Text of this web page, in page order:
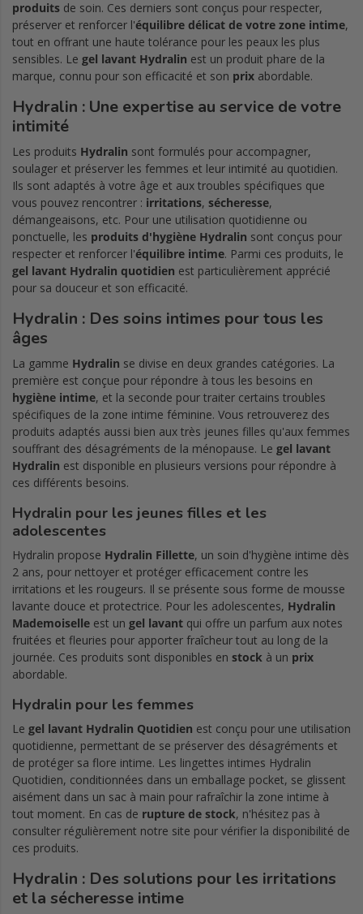
produits de soin. Ces derniers sont conçus pour respecter,
préserver et renforcer l'équilibre délicat de votre zone intime,
tout en offrant une haute tolérance pour les peaux les plus
sensibles. Le gel lavant Hydralin est un produit phare de la
marque, connu pour son efficacité et son prix abordable.
Hydralin : Une expertise au service de votre
intimité
Les produits Hydralin sont formulés pour accompagner,
soulager et préserver les femmes et leur intimité au quotidien.
Ils sont adaptés à votre âge et aux troubles spécifiques que
vous pouvez rencontrer : irritations, sécheresse,
démangeaisons, etc. Pour une utilisation quotidienne ou
ponctuelle, les produits d'hygiène Hydralin sont conçus pour
respecter et renforcer l'équilibre intime. Parmi ces produits, le
gel lavant Hydralin quotidien est particulièrement apprécié
pour sa douceur et son efficacité.
Hydralin : Des soins intimes pour tous les
âges
La gamme Hydralin se divise en deux grandes catégories. La
première est conçue pour répondre à tous les besoins en
hygiène intime, et la seconde pour traiter certains troubles
spécifiques de la zone intime féminine. Vous retrouverez des
produits adaptés aussi bien aux très jeunes filles qu'aux femmes
souffrant des désagréments de la ménopause. Le gel lavant
Hydralin est disponible en plusieurs versions pour répondre à
ces différents besoins.
Hydralin pour les jeunes filles et les
adolescentes
Hydralin propose Hydralin Fillette, un soin d'hygiène intime dès
2 ans, pour nettoyer et protéger efficacement contre les
irritations et les rougeurs. Il se présente sous forme de mousse
lavante douce et protectrice. Pour les adolescentes, Hydralin
Mademoiselle est un gel lavant qui offre un parfum aux notes
fruitées et fleuries pour apporter fraîcheur tout au long de la
journée. Ces produits sont disponibles en stock à un prix
abordable.
Hydralin pour les femmes
Le gel lavant Hydralin Quotidien est conçu pour une utilisation
quotidienne, permettant de se préserver des désagréments et
de protéger sa flore intime. Les lingettes intimes Hydralin
Quotidien, conditionnées dans un emballage pocket, se glissent
aisément dans un sac à main pour rafraîchir la zone intime à
tout moment. En cas de rupture de stock, n'hésitez pas à
consulter régulièrement notre site pour vérifier la disponibilité de
ces produits.
Hydralin : Des solutions pour les irritations
et la sécheresse intime